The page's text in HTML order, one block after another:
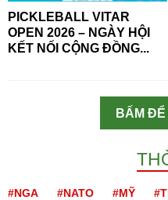
PICKLEBALL VITAR
OPEN 2026 – NGÀY HỘI
KẾT NỐI CỘNG ĐỒNG...
BẤM ĐỂ
#NGA #NATO #MỸ